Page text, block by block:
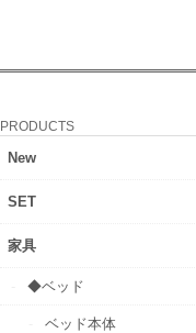
PRODUCTS
New
SET
家具
◆ベッド
ベッド本体